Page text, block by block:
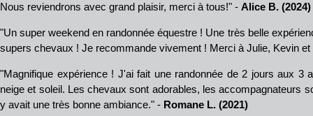
Nous reviendrons avec grand plaisir, merci à tous!" - Alice B. (2024)
"Un super weekend en randonnée équestre ! Une très belle
supers chevaux ! Je recommande vivement ! Merci à Julie, Kevin
"Magnifique expérience ! J'ai fait une randonnée de 2 jours aux 3
neige et soleil. Les chevaux sont adorables, les accompagnateurs
y avait une très bonne ambiance." - Romane L. (2021)